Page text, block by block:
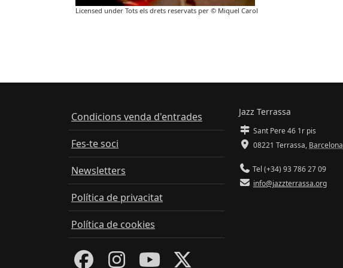
Licensed under Tots els drets reservats per © Miquel Carol
Condicions venda d'entrades
Fes-te soci
Newsletters
Política de privacitat
Política de cookies
Jazz Terrassa
Sant Pere 46 1r pis
08221 Terrassa, Barcelona
Tel (+34) 93 786 27 09
info@jazzterrassa.org